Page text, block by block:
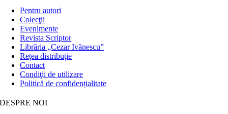
Pentru autori
Colecţii
Evenimente
Revista Scriptor
Librăria „Cezar Ivănescu”
Rețea distribuție
Contact
Condiţii de utilizare
Politică de confidențialitate
DESPRE NOI